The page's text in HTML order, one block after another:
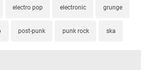
electro pop electronic grunge
post-punk punk rock ska